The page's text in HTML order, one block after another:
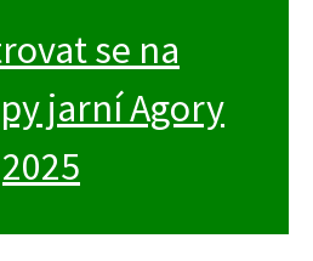
se na
jarní Agory
2025